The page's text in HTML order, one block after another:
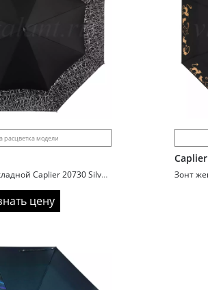
расцветка модели
Зонт женский складной Caplier 20730 Silver web
цену
Caplier